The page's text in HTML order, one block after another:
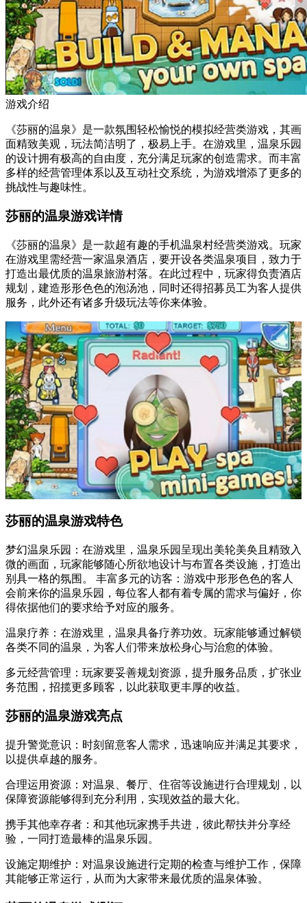
游戏介绍
《莎丽的温泉》是一款氛围轻松愉悦的模拟经营类游戏，其画
面精致美观，玩法简洁明了，极易上手。在游戏里，温泉乐园
的设计拥有极高的自由度，充分满足玩家的创造需求。而丰富
多样的经营管理体系以及互动社交系统，为游戏增添了更多的
挑战性与趣味性。
莎丽的温泉游戏详情
《莎丽的温泉》是一款超有趣的手机温泉村经营类游戏。玩家
在游戏里需经营一家温泉酒店，要开设各类温泉项目，致力于
打造出最优质的温泉旅游村落。在此过程中，玩家得负责酒店
规划，建造形形色色的泡汤池，同时还得招募员工为客人提供
服务，此外还有诸多升级玩法等你来体验。
莎丽的温泉游戏特色
梦幻温泉乐园：在游戏里，温泉乐园呈现出美轮美奂且精致入
微的画面，玩家能够随心所欲地设计与布置各类设施，打造出
别具一格的氛围。 丰富多元的访客：游戏中形形色色的客人
会前来你的温泉乐园，每位客人都有着专属的需求与偏好，你
得依据他们的要求给予对应的服务。
温泉疗养：在游戏里，温泉具备疗养功效。玩家能够通过解锁
各类不同的温泉，为客人们带来放松身心与治愈的体验。
多元经营管理：玩家要妥善规划资源，提升服务品质，扩张业
务范围，招揽更多顾客，以此获取更丰厚的收益。
莎丽的温泉游戏亮点
提升警觉意识：时刻留意客人需求，迅速响应并满足其要求，
以提供卓越的服务。
合理运用资源：对温泉、餐厅、住宿等设施进行合理规划，以
保障资源能够得到充分利用，实现效益的最大化。
携手其他幸存者：和其他玩家携手共进，彼此帮扶并分享经
验，一同打造最棒的温泉乐园。
设施定期维护：对温泉设施进行定期的检查与维护工作，保障
其能够正常运行，从而为大家带来最优质的温泉体验。